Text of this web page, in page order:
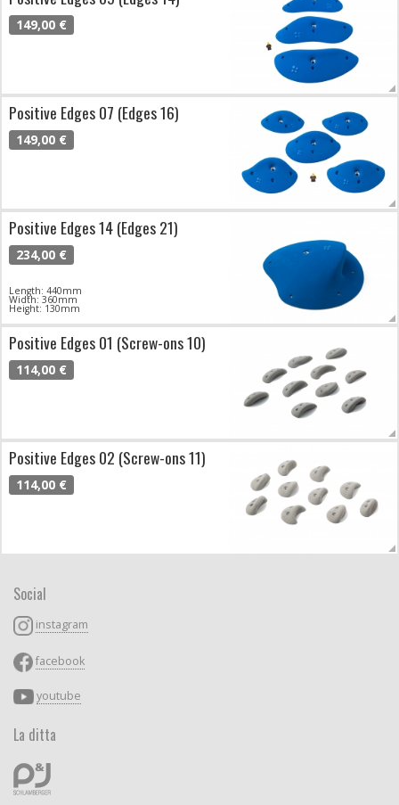
149,00 €
Positive Edges 07 (Edges 16)
149,00 €
Positive Edges 14 (Edges 21)
234,00 €
Length: 440mm
Width: 360mm
Height: 130mm
Positive Edges 01 (Screw-ons 10)
114,00 €
Positive Edges 02 (Screw-ons 11)
114,00 €
Social
instagram
facebook
youtube
La ditta